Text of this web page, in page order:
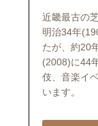
近畿最古の
明治34年
たが、約20
(2008)に44
伎、音楽イ
います。